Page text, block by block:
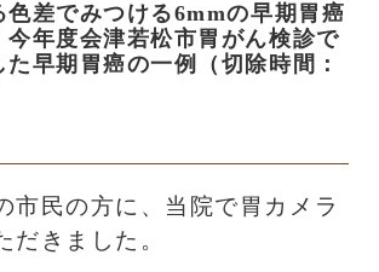
色差でみつける6mmの早期胃癌
年度会津若松市胃がん検診で
早期胃癌の一例（切除時間：
市民の方に、当院で胃カメラ
だきました。